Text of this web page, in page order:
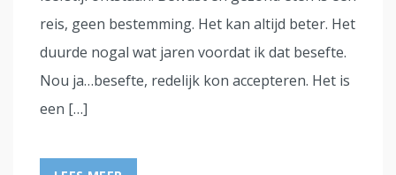
reis, geen bestemming. Het kan altijd beter. Het
duurde nogal wat jaren voordat ik dat besefte.
Nou ja…besefte, redelijk kon accepteren. Het is
een […]